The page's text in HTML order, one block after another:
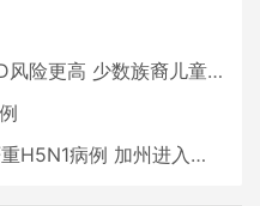
高 少数族裔儿童存在差异
病例 加州进入紧急状态